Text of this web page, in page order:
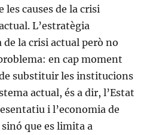
les causes de la crisi
L’estratègia
de la crisi actual però no
en cap moment
substituir les institucions
actual, és a dir, l’Estat
i l’economia de
que es limita a